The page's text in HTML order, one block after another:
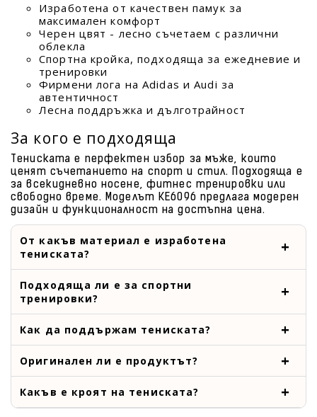
Изработена от качествен памук за
максимален комфорт
Черен цвят - лесно съчетаем с различни
облекла
Спортна кройка, подходяща за ежедневие и
тренировки
Фирмени лога на Adidas и Audi за
автентичност
Лесна поддръжка и дълготрайност
За кого е подходяща
Тениската е перфектен избор за мъже, които
ценят съчетанието на спорт и стил. Подходяща е
за всекидневно носене, фитнес тренировки или
свободно време. Моделът KE6096 предлага модерен
дизайн и функционалност на достъпна цена.
От какъв материал е изработена
тениската?
Подходяща ли е за спортни
тренировки?
Как да поддържам тениската?
Оригинален ли е продуктът?
Какъв е кроят на тениската?